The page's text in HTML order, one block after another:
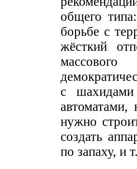
общего
борьбе с
жёсткий
с
нужно
создать
по запаху, и